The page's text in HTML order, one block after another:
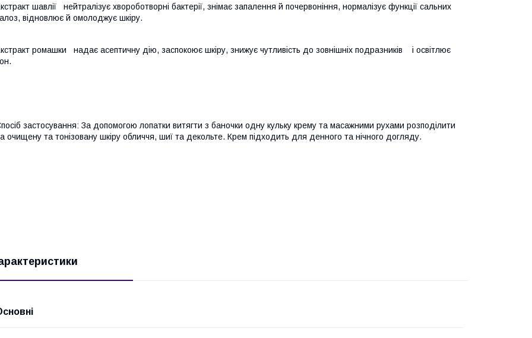
шавлії нейтралізує хвороботворні бактерії, знімає запалення й почервоніння, нормалізує функції сальних
відновлює й омолоджує шкіру.
ромашки надає асептичну дію, заспокоює шкіру, знижує чутливість до зовнішніх подразників і освітлює
застосування: За допомогою лопатки витягти з баночки одну кульку крему та масажними рухами розподілити
очищену та тонізовану шкіру обличчя, шиї та декольте. Крем підходить для денного та нічного догляду.